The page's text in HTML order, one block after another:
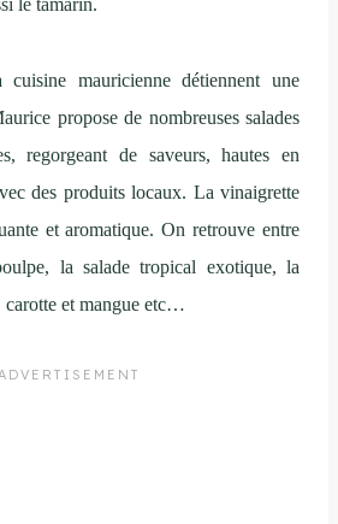
mauricienne détiennent une
propose de nombreuses salades
regorgeant de saveurs, hautes en
des produits locaux. La vinaigrette
et aromatique. On retrouve entre
la salade tropical exotique, la
carotte et mangue etc…